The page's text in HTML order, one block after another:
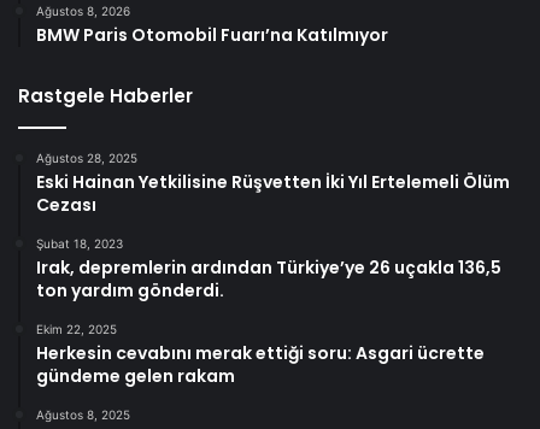
Ağustos 8, 2026
BMW Paris Otomobil Fuarı’na Katılmıyor
Rastgele Haberler
Ağustos 28, 2025
Eski Hainan Yetkilisine Rüşvetten İki Yıl Ertelemeli Ölüm
Cezası
Şubat 18, 2023
Irak, depremlerin ardından Türkiye’ye 26 uçakla 136,5
ton yardım gönderdi.
Ekim 22, 2025
Herkesin cevabını merak ettiği soru: Asgari ücrette
gündeme gelen rakam
Ağustos 8, 2025